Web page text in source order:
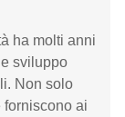
ha molti anni
sviluppo
Non solo
forniscono ai